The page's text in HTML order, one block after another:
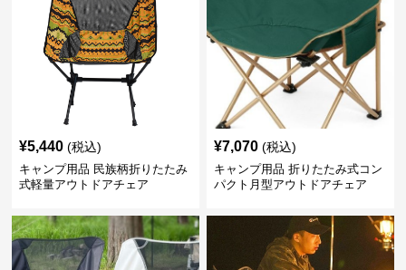
¥5,440 (税込)
キャンプ用品 民族柄折りたたみ
式軽量アウトドアチェア
¥7,070 (税込)
キャンプ用品 折りたたみ式コン
パクト月型アウトドアチェア